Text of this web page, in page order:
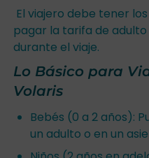
El viajero debe tener
pagar la tarifa de
durante el viaje.
Lo Básico para
Volaris
Bebés (0 a 2 años):
un adulto o en un